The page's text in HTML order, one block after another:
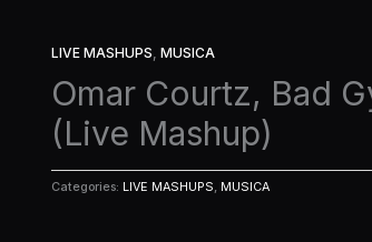
LIVE MASHUPS, MUSICA
Omar Courtz, Bad
(Live Mashup)
Categories: LIVE MASHUPS, MUSICA